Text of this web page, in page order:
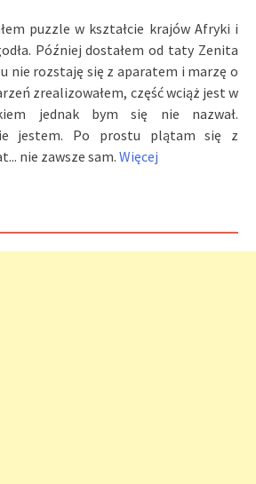
puzzle w kształcie krajów Afryki i
Później dostałem od taty Zenita
nie rozstaję się z aparatem i marzę o
zrealizowałem, część wciąż jest w
jednak bym się nie nazwał.
jestem. Po prostu plątam się z
nie zawsze sam. Więcej